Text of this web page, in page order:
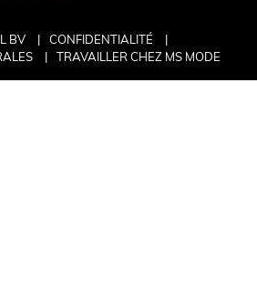
BV
CONFIDENTIALITÉ
TRAVAILLER CHEZ MS MODE